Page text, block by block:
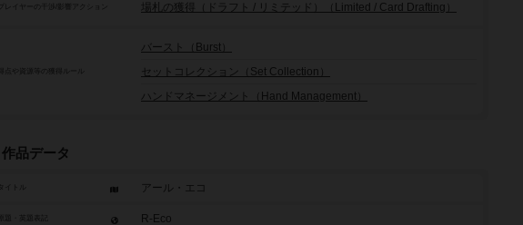
プレイヤーの干渉/影響アクション 場札の獲得（ドラフト / リミテッド）（Limited / Card Drafting）
バースト（Burst）
セットコレクション（Set Collection）
ハンドマネージメント（Hand Management）
作品データ
タイトル アール・エコ
R-Eco